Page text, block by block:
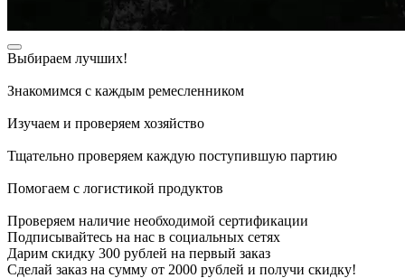
Выбираем лучших!
Знакомимся с каждым ремесленником
Изучаем и проверяем хозяйство
Тщательно проверяем каждую поступившую партию
Помогаем с логистикой продуктов
Проверяем наличие необходимой сертификации
Подписывайтесь на нас в социальных сетях
Дарим скидку 300 рублей на первый заказ
Сделай заказ на сумму от 2000 рублей и получи скидку!